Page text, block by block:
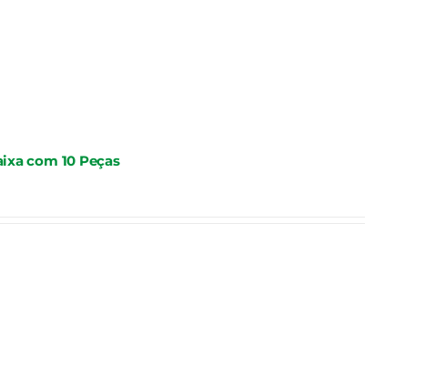
com 10 Peças